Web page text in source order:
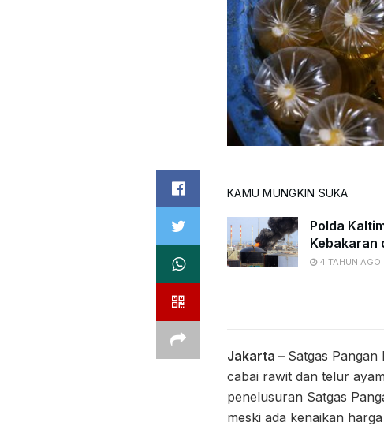
KAMU MUNGKIN SUKA
Polda
Kebakaran
4 TAHUN AGO
Jakarta – Satgas
cabai rawit dan telur
penelusuran Satgas
meski ada kenaikan